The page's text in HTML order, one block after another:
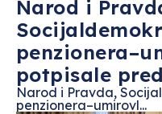
Narod i
potpisale
Narod i Pravda,
penzionera–umirovl...